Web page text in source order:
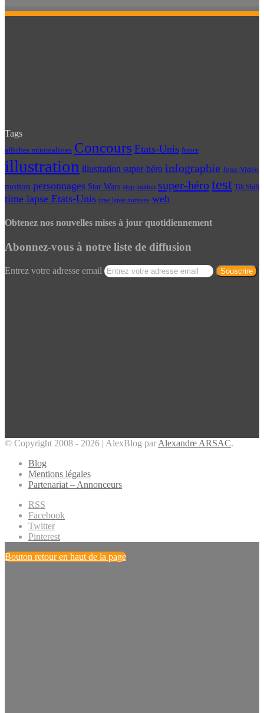
Tags
affiches minimalistes Concours Etats-Unis france
illustration illustration super-héro infographie Jeux-Vidéo
motion personnages Star Wars stop motion super-hérotest Tilt Shift
time lapse Etats-Unis time lapse norvege web
Obtenez nos nouvelles mises à jour quotidiennement
Abonnez-vous à notre liste de diffusion
Entrez votre adresse email
© Copyright 2008 - 2026 | AlexBlog par Alexandre ARSAC.
Blog
Mentions légales
Partenariat – Annonceurs
RSS
Facebook
Twitter
Pinterest
Bouton retour en haut de la page